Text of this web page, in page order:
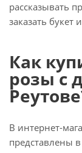
рассказывать
заказать букет
Как
розы с
В интернет-
представлены